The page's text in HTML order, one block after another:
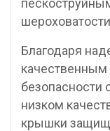
Благодаря
безопасности
низком
крышки